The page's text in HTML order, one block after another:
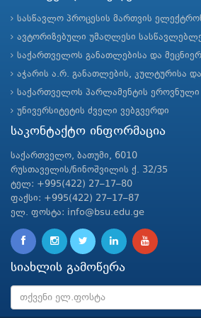
სასწავლო პროცესის მართვის
ავტორიზებული უმაღლესი
საქართველოს განათლებისა და
აჭარის ა.რ. განათლების, კულტურისა
საქართველოს პარლამენტის
უნივერსიტეტის ძველი ვებგვერდი
საკონტაქტო ინფორმაცია
საქართველო, ბათუმი, 6010
რუსთაველის/ნინოშვილის ქ. 32/35
ტელ: +995(422) 27–17–80
ფაქსი: +995(422) 27–17–87
ელ. ფოსტა: info@bsu.edu.ge
სიახლის გამოწერა